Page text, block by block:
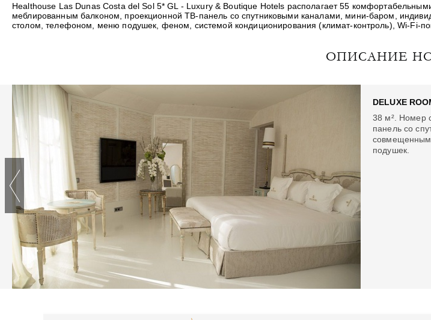
Healthouse Las Dunas Costa del Sol 5* GL - Luxury & Boutique Hotels располагает 55
меблированным балконом, проекционной ТВ-панель со спутниковыми каналами, мини-баром,
столом, телефоном, меню подушек, феном, системой кондиционирования (климат-контроль), Wi-Fi-
ОПИСАНИЕ
DELUXE
38 м². Номер
панель со
подушек.